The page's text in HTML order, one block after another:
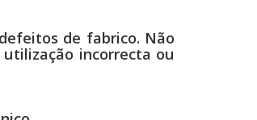
de fabrico. Não
incorrecta ou